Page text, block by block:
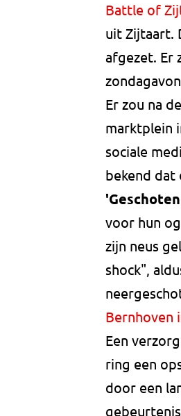
Battle of
uit Zijtaart.
afgezet. Er
Er zou na
marktplein
sociale
bekend dat
voor hun
zijn neus
shock",
Bernhoven
Een
ring een
door een